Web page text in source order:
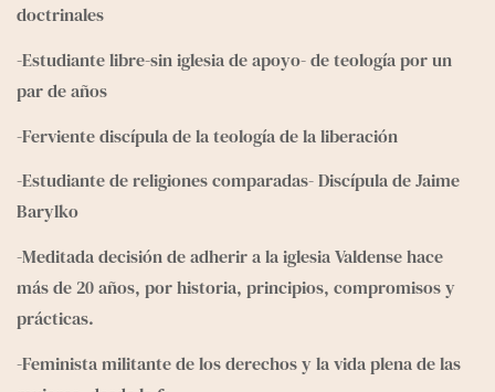
doctrinales
-Estudiante libre-sin iglesia de apoyo- de teología por un
par de años
-Ferviente discípula de la teología de la liberación
-Estudiante de religiones comparadas- Discípula de Jaime
Barylko
-Meditada decisión de adherir a la iglesia Valdense hace
más de 20 años, por historia, principios, compromisos y
prácticas.
-Feminista militante de los derechos y la vida plena de las